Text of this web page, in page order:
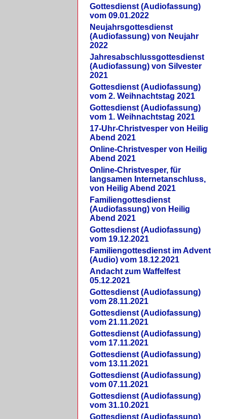
Gottesdienst (Audiofassung)
vom 09.01.2022
Neujahrsgottesdienst
(Audiofassung) von Neujahr
2022
Jahresabschlussgottesdienst
(Audiofassung) von Silvester
2021
Gottesdienst (Audiofassung)
vom 2. Weihnachtstag 2021
Gottesdienst (Audiofassung)
vom 1. Weihnachtstag 2021
17-Uhr-Christvesper von Heilig
Abend 2021
Online-Christvesper von Heilig
Abend 2021
Online-Christvesper, für
langsamen Internetanschluss,
von Heilig Abend 2021
Familiengottesdienst
(Audiofassung) von Heilig
Abend 2021
Gottesdienst (Audiofassung)
vom 19.12.2021
Familiengottesdienst im Advent
(Audio) vom 18.12.2021
Andacht zum Waffelfest
05.12.2021
Gottesdienst (Audiofassung)
vom 28.11.2021
Gottesdienst (Audiofassung)
vom 21.11.2021
Gottesdienst (Audiofassung)
vom 17.11.2021
Gottesdienst (Audiofassung)
vom 13.11.2021
Gottesdienst (Audiofassung)
vom 07.11.2021
Gottesdienst (Audiofassung)
vom 31.10.2021
Gottesdienst (Audiofassung)